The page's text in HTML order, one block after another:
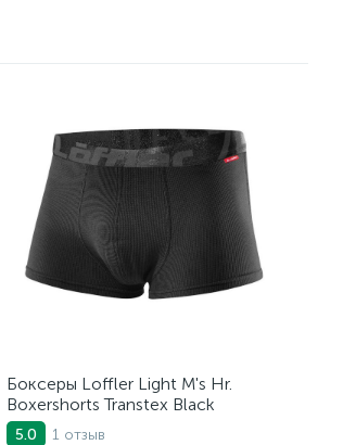
Боксеры Loffler Light M's Hr.
Boxershorts Transtex Black
5.0 1 отзыв